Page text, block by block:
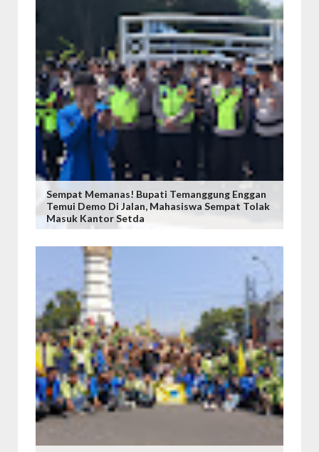
Sempat Memanas! Bupati Temanggung Enggan
Temui Demo Di Jalan, Mahasiswa Sempat Tolak
Masuk Kantor Setda